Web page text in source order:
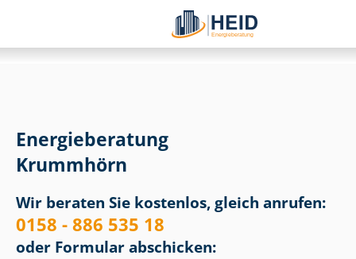
Energieberatung
Krummhörn
Wir beraten Sie kostenlos, gleich anrufen:
0158 - 886 535 18
oder Formular abschicken: